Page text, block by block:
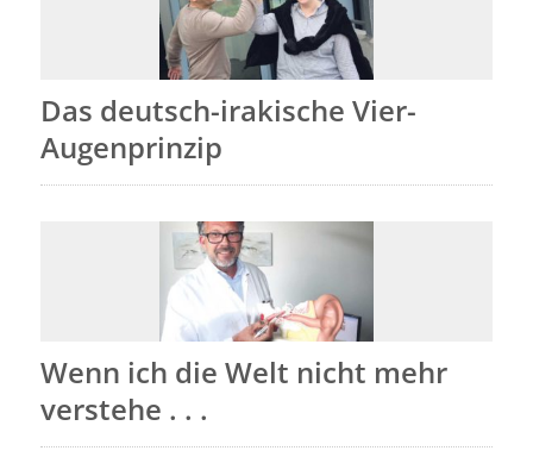
Das deutsch-irakische Vier-
Augenprinzip
Wenn ich die Welt nicht mehr
verstehe . . .